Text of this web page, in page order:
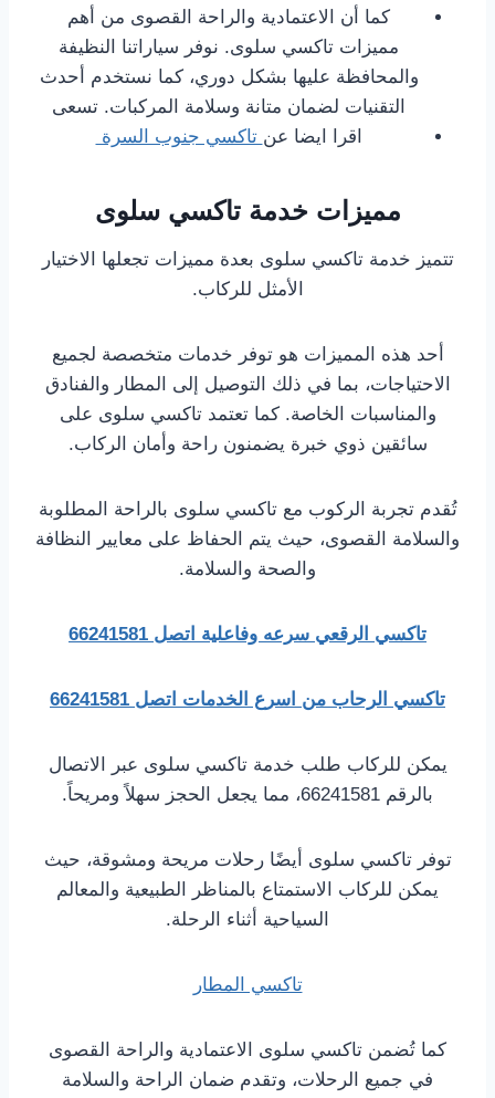
كما أن الاعتمادية والراحة القصوى من أهم
مميزات تاكسي سلوى. نوفر سياراتنا النظيفة
والمحافظة عليها بشكل دوري، كما نستخدم أحدث
التقنيات لضمان متانة وسلامة المركبات. تسعى
اقرا ايضا عن تاكسي جنوب السرة
مميزات خدمة تاكسي سلوى
تتميز خدمة تاكسي سلوى بعدة مميزات تجعلها الاختيار
الأمثل للركاب.
أحد هذه المميزات هو توفر خدمات متخصصة لجميع
الاحتياجات، بما في ذلك التوصيل إلى المطار والفنادق
والمناسبات الخاصة. كما تعتمد تاكسي سلوى على
سائقين ذوي خبرة يضمنون راحة وأمان الركاب.
تُقدم تجربة الركوب مع تاكسي سلوى بالراحة المطلوبة
والسلامة القصوى، حيث يتم الحفاظ على معايير النظافة
والصحة والسلامة.
تاكسي الرقعي سرعه وفاعلية اتصل 66241581
تاكسي الرحاب من اسرع الخدمات اتصل 66241581
يمكن للركاب طلب خدمة تاكسي سلوى عبر الاتصال
بالرقم 66241581، مما يجعل الحجز سهلاً ومريحاً.
توفر تاكسي سلوى أيضًا رحلات مريحة ومشوقة، حيث
يمكن للركاب الاستمتاع بالمناظر الطبيعية والمعالم
السياحية أثناء الرحلة.
تاكسي المطار
كما تُضمن تاكسي سلوى الاعتمادية والراحة القصوى
في جميع الرحلات، وتقدم ضمان الراحة والسلامة